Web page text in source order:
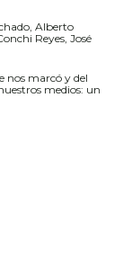
Alberto
Reyes, José
nos marcó y del
medios: un